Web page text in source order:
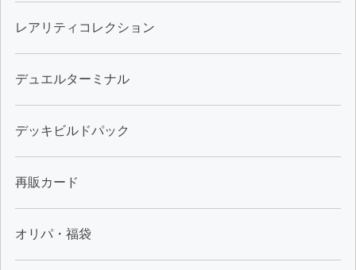
レアリティコレクション
デュエルターミナル
デッキビルドパック
再販カード
オリパ・福袋